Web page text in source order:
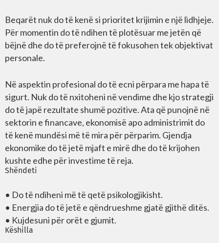
Beqarët nuk do të kenë si prioritet krijimin e një lidhjeje.
Për momentin do të ndihen të plotësuar me jetën që
bëjnë dhe do të preferojnë të fokusohen tek objektivat
personale.
Në aspektin profesional do të ecni përpara me hapa të
sigurt. Nuk do të nxitoheni në vendime dhe kjo strategji
do të japë rezultate shumë pozitive. Ata që punojnë në
sektorin e financave, ekonomisë apo administrimit do
të kenë mundësi më të mira për përparim. Gjendja
ekonomike do të jetë mjaft e mirë dhe do të krijohen
kushte edhe për investime të reja.
Shëndeti
• Do të ndiheni më të qetë psikologjikisht.
• Energjia do të jetë e qëndrueshme gjatë gjithë ditës.
• Kujdesuni për orët e gjumit.
Këshilla